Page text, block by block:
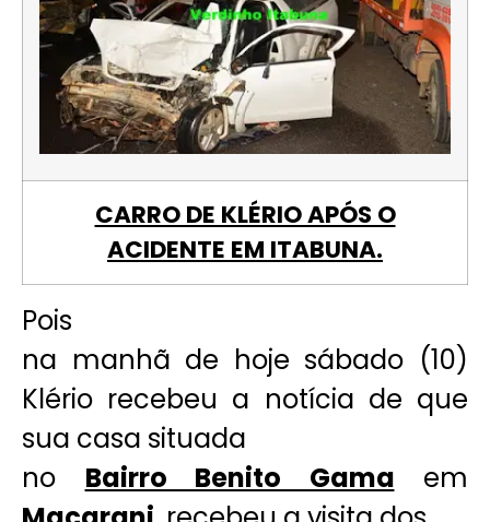
CARRO DE KLÉRIO APÓS O
ACIDENTE EM ITABUNA.
Pois
na manhã de hoje sábado (10)
Klério recebeu a notícia de que
sua casa situada
no Bairro Benito Gama em